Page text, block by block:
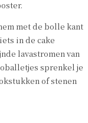
met de bolle kant
in de cake
lavastromen van
sprenkel je
of stenen